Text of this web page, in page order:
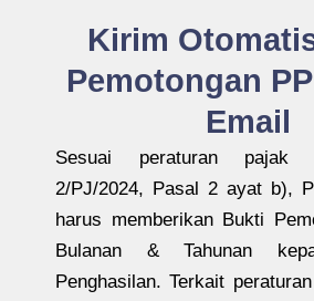
Kirim
Pemotongan
Email
Sesuai peraturan pajak
2/PJ/2024, Pasal 2 ayat b),
harus memberikan Bukti
Bulanan & Tahunan
Penghasilan. Terkait